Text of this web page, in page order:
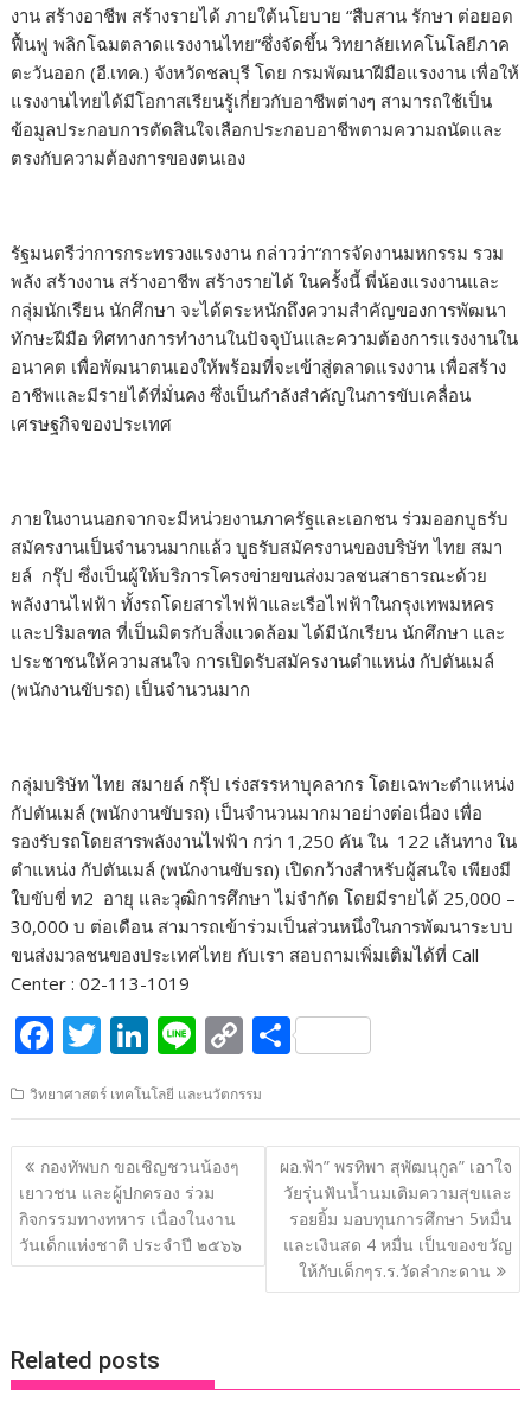
งาน สร้างอาชีพ สร้างรายได้ ภายใต้นโยบาย “สืบสาน รักษา ต่อยอด
ฟื้นฟู พลิกโฉมตลาดแรงงานไทย”ซึ่งจัดขึ้น วิทยาลัยเทคโนโลยีภาค
ตะวันออก (อี.เทค.) จังหวัดชลบุรี โดย กรมพัฒนาฝีมือแรงงาน เพื่อให้
แรงงานไทยได้มีโอกาสเรียนรู้เกี่ยวกับอาชีพต่างๆ สามารถใช้เป็น
ข้อมูลประกอบการตัดสินใจเลือกประกอบอาชีพตามความถนัดและ
ตรงกับความต้องการของตนเอง
รัฐมนตรีว่าการกระทรวงแรงงาน กล่าวว่า“การจัดงานมหกรรม รวม
พลัง สร้างงาน สร้างอาชีพ สร้างรายได้ ในครั้งนี้ พี่น้องแรงงานและ
กลุ่มนักเรียน นักศึกษา จะได้ตระหนักถึงความสำคัญของการพัฒนา
ทักษะฝีมือ ทิศทางการทำงานในปัจจุบันและความต้องการแรงงานใน
อนาคต เพื่อพัฒนาตนเองให้พร้อมที่จะเข้าสู่ตลาดแรงงาน เพื่อสร้าง
อาชีพและมีรายได้ที่มั่นคง ซึ่งเป็นกำลังสำคัญในการขับเคลื่อน
เศรษฐกิจของประเทศ
ภายในงานนอกจากจะมีหน่วยงานภาครัฐและเอกชน ร่วมออกบูธรับ
สมัครงานเป็นจำนวนมากแล้ว บูธรับสมัครงานของบริษัท ไทย สมา
ยล์ กรุ๊ป ซึ่งเป็นผู้ให้บริการโครงข่ายขนส่งมวลชนสาธารณะด้วย
พลังงานไฟฟ้า ทั้งรถโดยสารไฟฟ้าและเรือไฟฟ้าในกรุงเทพมหคร
และปริมลฑล ที่เป็นมิตรกับสิ่งแวดล้อม ได้มีนักเรียน นักศึกษา และ
ประชาชนให้ความสนใจ การเปิดรับสมัครงานตำแหน่ง กัปตันเมล์
(พนักงานขับรถ) เป็นจำนวนมาก
กลุ่มบริษัท ไทย สมายล์ กรุ๊ป เร่งสรรหาบุคลากร โดยเฉพาะตำแหน่ง
กัปตันเมล์ (พนักงานขับรถ) เป็นจำนวนมากมาอย่างต่อเนื่อง เพื่อ
รองรับรถโดยสารพลังงานไฟฟ้า กว่า 1,250 คัน ใน 122 เส้นทาง ใน
ตำแหน่ง กัปตันเมล์ (พนักงานขับรถ) เปิดกว้างสำหรับผู้สนใจ เพียงมี
ใบขับขี่ ท2 อายุ และวุฒิการศึกษา ไม่จำกัด โดยมีรายได้ 25,000 –
30,000 บ ต่อเดือน สามารถเข้าร่วมเป็นส่วนหนึ่งในการพัฒนาระบบ
ขนส่งมวลชนของประเทศไทย กับเรา สอบถามเพิ่มเติมได้ที่ Call
Center : 02-113-1019
F
e
b
o
o
k
T
w
itt
er
Li
n
k
e
dI
n
Li
e
C
p
y
k
S
ar
e
วิทยาศาสตร์ เทคโนโลยี และนวัตกรรม
แนะแนว
เรื่อง
กองทัพบก ขอเชิญชวนน้องๆ
เยาวชน และผู้ปกครอง ร่วม
กิจกรรมทางทหาร เนื่องในงาน
วันเด็กแห่งชาติ ประจำปี ๒๕๖๖
ผอ.ฟ้า” พรทิพา สุพัฒนุกูล” เอาใจ
วัยรุ่นฟันน้ำนมเติมความสุขและ
รอยยิ้ม มอบทุนการศึกษา 5หมื่น
และเงินสด 4 หมื่น เป็นของขวัญ
ให้กับเด็กๆร.ร.วัดลำกะดาน
Related posts